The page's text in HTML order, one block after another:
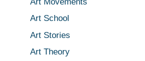
Art School
Art Stories
Art Theory